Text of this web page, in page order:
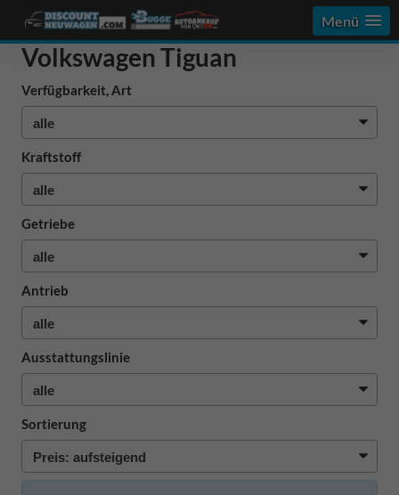
Menü
Volkswagen Tiguan
Verfügbarkeit, Art
Kraftstoff
Getriebe
Antrieb
Ausstattungslinie
Sortierung